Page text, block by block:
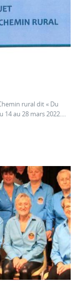
rural dit « Du
14 au 28 mars 2022....